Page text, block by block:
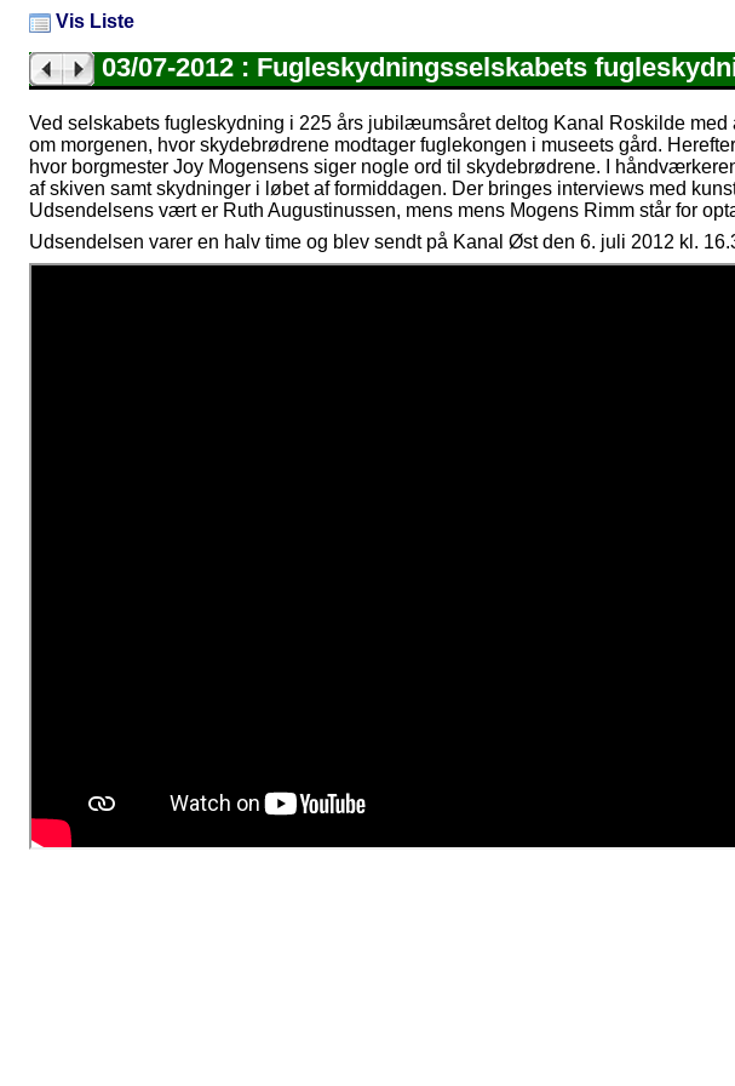
Vis Liste
03/07-2012 : Fugleskydningsselskabets
Ved selskabets fugleskydning i 225 års jubilæumsåret deltog Kanal Roskilde
om morgenen, hvor skydebrødrene modtager fuglekongen i museets gård.
hvor borgmester Joy Mogensens siger nogle ord til skydebrødrene. I
af skiven samt skydninger i løbet af formiddagen. Der bringes interviews med
Udsendelsens vært er Ruth Augustinussen, mens mens Mogens Rimm står for
Udsendelsen varer en halv time og blev sendt på Kanal Øst den 6. juli 2012 kl.